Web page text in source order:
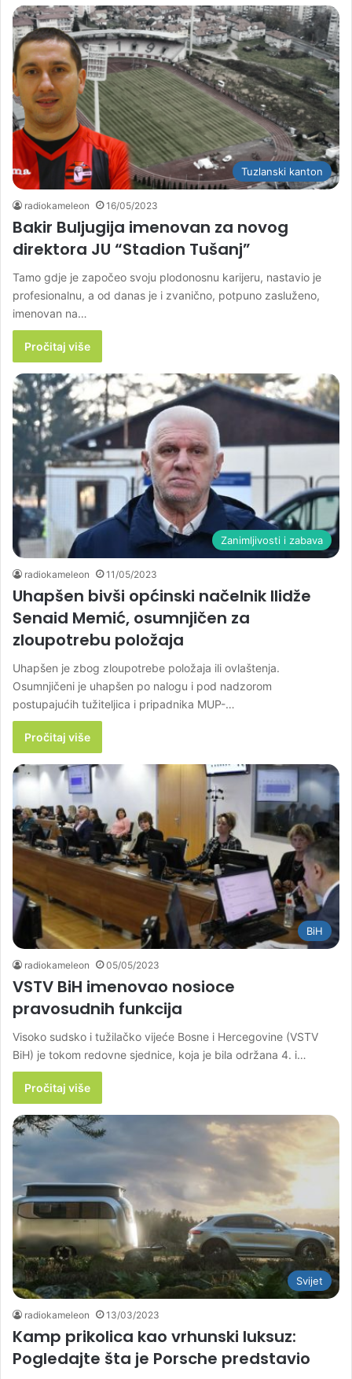
Tuzlanski kanton
radiokameleon 16/05/2023
Bakir Buljugija imenovan za novog
direktora JU “Stadion Tušanj”
Tamo gdje je započeo svoju plodonosnu karijeru, nastavio je
profesionalnu, a od danas je i zvanično, potpuno zasluženo,
imenovan na…
Pročitaj više
Zanimljivosti i zabava
radiokameleon 11/05/2023
Uhapšen bivši općinski načelnik Ilidže
Senaid Memić, osumnjičen za
zloupotrebu položaja
Uhapšen je zbog zloupotrebe položaja ili ovlaštenja.
Osumnjičeni je uhapšen po nalogu i pod nadzorom
postupajućih tužiteljica i pripadnika MUP-…
Pročitaj više
BiH
radiokameleon 05/05/2023
VSTV BiH imenovao nosioce
pravosudnih funkcija
Visoko sudsko i tužilačko vijeće Bosne i Hercegovine (VSTV
BiH) je tokom redovne sjednice, koja je bila održana 4. i…
Pročitaj više
Svijet
radiokameleon 13/03/2023
Kamp prikolica kao vrhunski luksuz:
Pogledajte šta je Porsche predstavio